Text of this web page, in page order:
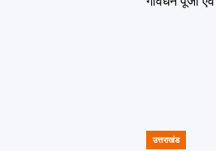
POSTED
उत्तराखंड